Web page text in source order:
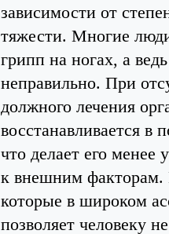
зависимости от
тяжести. Многие
грипп на ногах, а
неправильно. При
должного лечения
восстанавливается в
что делает его менее
к внешним факторам.
которые в широком
позволяет человеку